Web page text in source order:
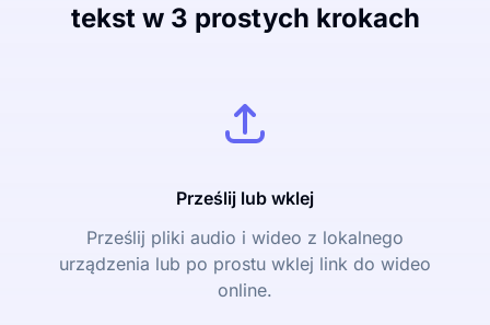
tekst w 3 prostych krokach
Prześlij lub wklej
Prześlij pliki audio i wideo z lokalnego
urządzenia lub po prostu wklej link do wideo
online.